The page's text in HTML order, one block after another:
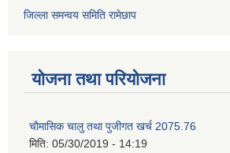
जिल्ला समन्वय समिति रामेछाप
योजना तथा परियोजना
चाैमासिक चालु तथा पुजीगत खर्च 2075.76
मिति: 05/30/2019 - 14:19